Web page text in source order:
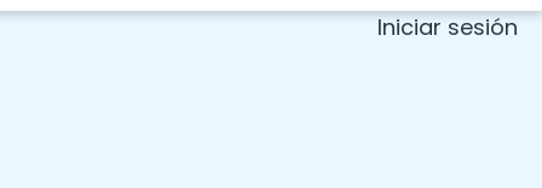
Iniciar sesión